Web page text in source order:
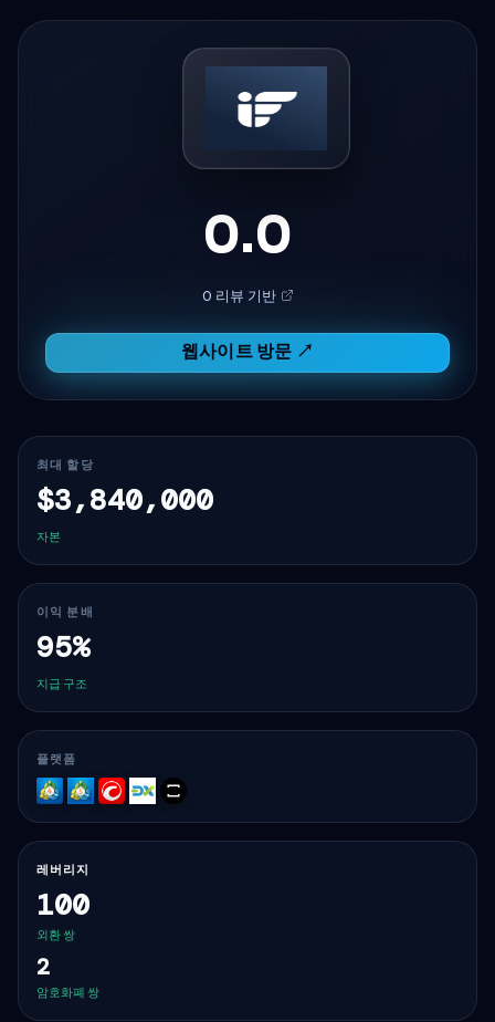
0.0
0 리뷰 기반
웹사이트 방문 ↗
최대 할당
$3,840,000
자본
이익 분배
95%
지급 구조
플랫폼
MT4MT5cTrader
DXtradeTradeLocker
레버리지
100
외환 쌍
2
암호화폐 쌍